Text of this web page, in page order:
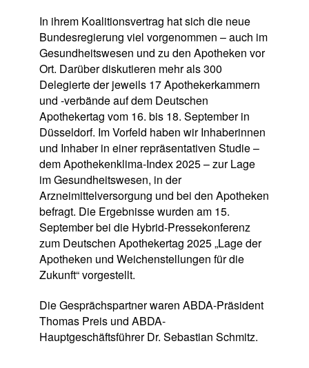
In ihrem Koalitionsvertrag hat sich die neue
Bundesregierung viel vorgenommen – auch im
Gesundheitswesen und zu den Apotheken vor
Ort. Darüber diskutieren mehr als 300
Delegierte der jeweils 17 Apothekerkammern
und -verbände auf dem Deutschen
Apothekertag vom 16. bis 18. September in
Düsseldorf. Im Vorfeld haben wir Inhaberinnen
und Inhaber in einer repräsentativen Studie –
dem Apothekenklima-Index 2025 – zur Lage
im Gesundheitswesen, in der
Arzneimittelversorgung und bei den Apotheken
befragt. Die Ergebnisse wurden am 15.
September bei die Hybrid-Pressekonferenz
zum Deutschen Apothekertag 2025 „Lage der
Apotheken und Weichenstellungen für die
Zukunft“ vorgestellt.
Die Gesprächspartner waren ABDA-Präsident
Thomas Preis und ABDA-
Hauptgeschäftsführer Dr. Sebastian Schmitz.